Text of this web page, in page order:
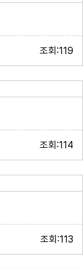
조회:119
조회:114
조회:113